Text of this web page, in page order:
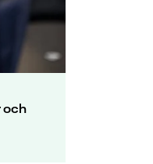
och